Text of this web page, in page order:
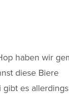
haben wir
diese Biere
es